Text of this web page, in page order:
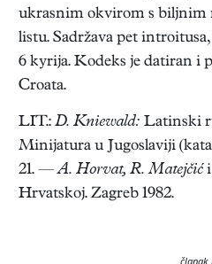
ukrasnim okvirom s biljnim
listu. Sadržava pet
6 kyrija. Kodeks je datiran i
Croata.
LIT.: D. Kniewald: Latinski
Minijatura u Jugoslaviji
21. —A. Horvat, R. Matejčić i
Hrvatskoj. Zagreb 1982.
članak